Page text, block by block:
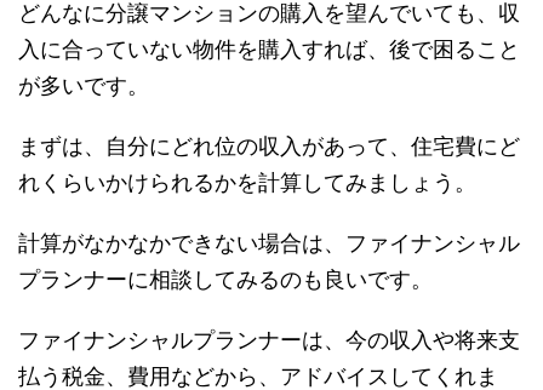
どんなに分譲マンションの購入を望んでいても、収
入に合っていない物件を購入すれば、後で困ること
が多いです。
まずは、自分にどれ位の収入があって、住宅費にど
れくらいかけられるかを計算してみましょう。
計算がなかなかできない場合は、ファイナンシャル
プランナーに相談してみるのも良いです。
ファイナンシャルプランナーは、今の収入や将来支
払う税金、費用などから、アドバイスしてくれま